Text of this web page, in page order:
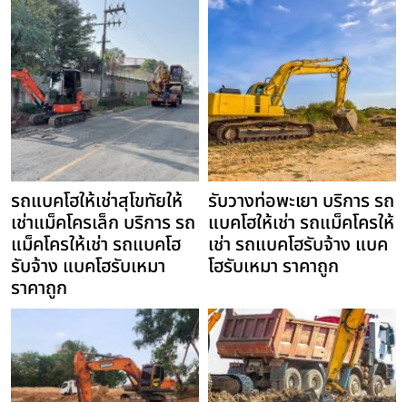
รถแบคโฮให้เช่าสุโขทัยให้
เช่าแม็คโครเล็ก บริการ รถ
แม็คโครให้เช่า รถแบคโฮ
รับจ้าง แบคโฮรับเหมา
ราคาถูก
รับวางท่อพะเยา บริการ รถ
แบคโฮให้เช่า รถแม็คโครให้
เช่า รถแบคโฮรับจ้าง แบค
โฮรับเหมา ราคาถูก